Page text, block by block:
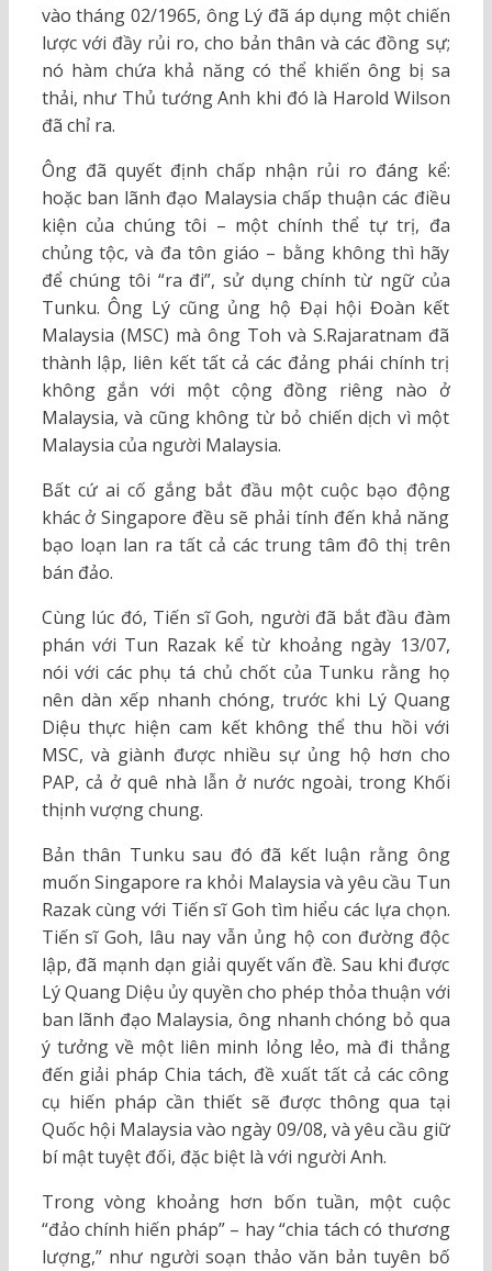
vào tháng 02/1965, ông Lý đã áp dụng một chiến
lược với đầy rủi ro, cho bản thân và các đồng sự;
nó hàm chứa khả năng có thể khiến ông bị sa
thải, như Thủ tướng Anh khi đó là Harold Wilson
đã chỉ ra.
Ông đã quyết định chấp nhận rủi ro đáng kể:
hoặc ban lãnh đạo Malaysia chấp thuận các điều
kiện của chúng tôi – một chính thể tự trị, đa
chủng tộc, và đa tôn giáo – bằng không thì hãy
để chúng tôi “ra đi”, sử dụng chính từ ngữ của
Tunku. Ông Lý cũng ủng hộ Đại hội Đoàn kết
Malaysia (MSC) mà ông Toh và S.Rajaratnam đã
thành lập, liên kết tất cả các đảng phái chính trị
không gắn với một cộng đồng riêng nào ở
Malaysia, và cũng không từ bỏ chiến dịch vì một
Malaysia của người Malaysia.
Bất cứ ai cố gắng bắt đầu một cuộc bạo động
khác ở Singapore đều sẽ phải tính đến khả năng
bạo loạn lan ra tất cả các trung tâm đô thị trên
bán đảo.
Cùng lúc đó, Tiến sĩ Goh, người đã bắt đầu đàm
phán với Tun Razak kể từ khoảng ngày 13/07,
nói với các phụ tá chủ chốt của Tunku rằng họ
nên dàn xếp nhanh chóng, trước khi Lý Quang
Diệu thực hiện cam kết không thể thu hồi với
MSC, và giành được nhiều sự ủng hộ hơn cho
PAP, cả ở quê nhà lẫn ở nước ngoài, trong Khối
thịnh vượng chung.
Bản thân Tunku sau đó đã kết luận rằng ông
muốn Singapore ra khỏi Malaysia và yêu cầu Tun
Razak cùng với Tiến sĩ Goh tìm hiểu các lựa chọn.
Tiến sĩ Goh, lâu nay vẫn ủng hộ con đường độc
lập, đã mạnh dạn giải quyết vấn đề. Sau khi được
Lý Quang Diệu ủy quyền cho phép thỏa thuận với
ban lãnh đạo Malaysia, ông nhanh chóng bỏ qua
ý tưởng về một liên minh lỏng lẻo, mà đi thẳng
đến giải pháp Chia tách, đề xuất tất cả các công
cụ hiến pháp cần thiết sẽ được thông qua tại
Quốc hội Malaysia vào ngày 09/08, và yêu cầu giữ
bí mật tuyệt đối, đặc biệt là với người Anh.
Trong vòng khoảng hơn bốn tuần, một cuộc
“đảo chính hiến pháp” – hay “chia tách có thương
lượng,” như người soạn thảo văn bản tuyên bố